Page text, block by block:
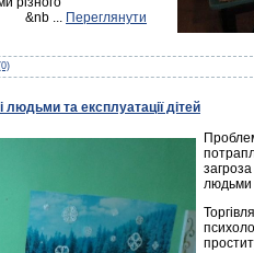
... Переглянути
людьми та експлуатації дітей
людьми